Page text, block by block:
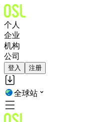
个人
企业
机构
公司
登入 注册
全球站